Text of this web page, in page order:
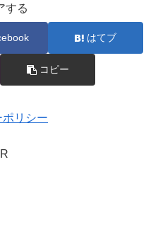
する
はてブ
コピー
リシー